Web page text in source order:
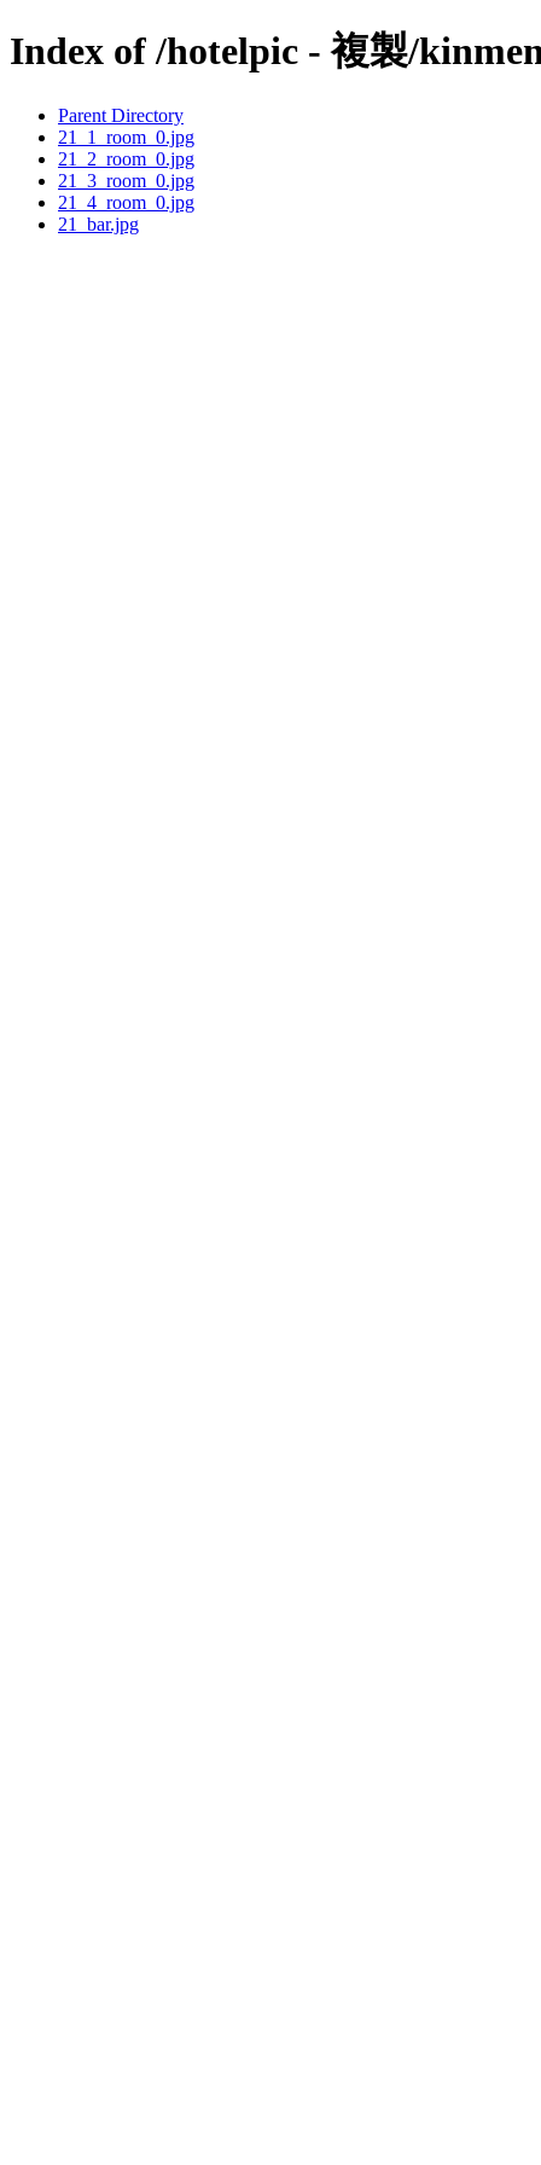
Index of /hotelpic - 複製/
Parent Directory
21_1_room_0.jpg
21_2_room_0.jpg
21_3_room_0.jpg
21_4_room_0.jpg
21_bar.jpg